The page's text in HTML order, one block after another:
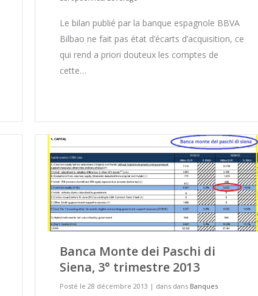
Le bilan publié par la banque espagnole BBVA
Bilbao ne fait pas état d’écarts d’acquisition, ce
qui rend a priori douteux les comptes de
cette…
Banca Monte dei Paschi di
Siena, 3° trimestre 2013
Posté le 28 décembre 2013 | dans dans Banques